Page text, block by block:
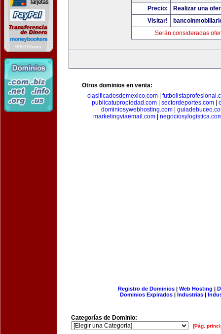
Precio:
Realizar una
Visitar!
Serán consideradas
Otros dominios en venta:
clasificadosdemexico.com|
publicatupropiedad.com
sectordeportes.com
dominiosywebhosting.com|
marketingviaemail.com|
Registro de Dominios| Web Hosting |
Dominios Expirados | Industrias |
Categorías de Dominio:
[Pág.